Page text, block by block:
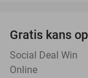
Gratis kans
Social Deal Win
Online